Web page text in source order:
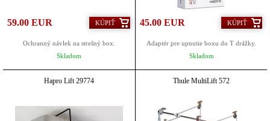
59.00 EUR KÚPIŤ
Ochranný návlek na strešný box.
Skladom
45.00 EUR KÚPIŤ
Adaptér pre upnutie boxu do T drážky.
Skladom
Hapro Lift 29774 Thule MultiLift 572